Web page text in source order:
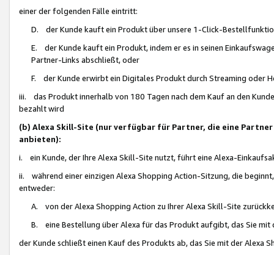
einer der folgenden Fälle eintritt:
D. der Kunde kauft ein Produkt über unsere 1-Click-
E. der Kunde kauft ein Produkt, indem er es in seinen
Partner-Links abschließt, oder
F. der Kunde erwirbt ein Digitales Produkt durch Streaming oder
iii. das Produkt innerhalb von 180 Tagen nach dem Kauf an den
bezahlt wird
(b) Alexa Skill-Site (nur verfügbar für Partner, die eine
anbieten):
i. ein Kunde, der Ihre Alexa Skill-Site nutzt, führt eine Alexa-
ii. während einer einzigen Alexa Shopping Action-Sitzung, die
entweder:
A. von der Alexa Shopping Action zu Ihrer Alexa Skill-Site
B. eine Bestellung über Alexa für das Produkt aufgibt, das Sie mit
der Kunde schließt einen Kauf des Produkts ab, das Sie mit der Alexa